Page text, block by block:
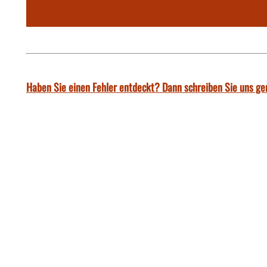
Haben Sie einen Fehler entdeckt? Dann schreiben Sie uns